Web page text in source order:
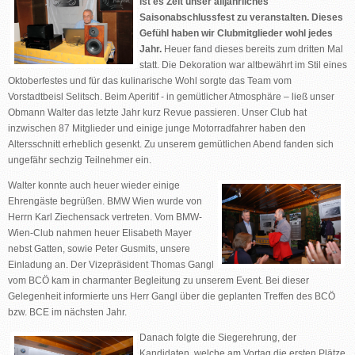
Saisonabschlussfest zu veranstalten. Dieses
Gefühl haben wir Clubmitglieder wohl jedes
Jahr. Heuer fand dieses bereits zum dritten Mal
statt. Die Dekoration war altbewährt im Stil eines
Oktoberfestes und für das kulinarische Wohl sorgte das Team vom
Vorstadtbeisl Selitsch. Beim Aperitif - in gemütlicher Atmosphäre – ließ unser
Obmann Walter das letzte Jahr kurz Revue passieren. Unser Club hat
inzwischen 87 Mitglieder und einige junge Motorradfahrer haben den
Altersschnitt erheblich gesenkt. Zu unserem gemütlichen Abend fanden sich
ungefähr sechzig Teilnehmer ein.
Walter konnte auch heuer wieder einige
Ehrengäste begrüßen. BMW Wien wurde von
Herrn Karl Ziechensack vertreten. Vom BMW-
Wien-Club nahmen heuer Elisabeth Mayer
nebst Gatten, sowie Peter Gusmits, unsere
Einladung an. Der Vizepräsident Thomas Gangl
vom BCÖ kam in charmanter Begleitung zu unserem Event. Bei dieser
Gelegenheit informierte uns Herr Gangl über die geplanten Treffen des BCÖ
bzw. BCE im nächsten Jahr.
Danach folgte die Siegerehrung, der